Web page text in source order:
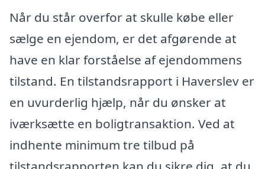
Når du står overfor at skulle købe eller
sælge en ejendom, er det afgørende at
have en klar forståelse af ejendommens
tilstand. En tilstandsrapport i Haverslev er
en uvurderlig hjælp, når du ønsker at
iværksætte en boligtransaktion. Ved at
indhente minimum tre tilbud på